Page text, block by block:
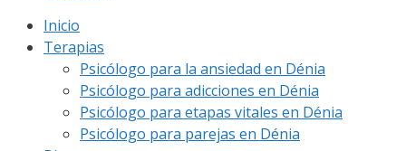
Inicio
Terapias
Psicólogo para la ansiedad en Dénia
Psicólogo para adicciones en Dénia
Psicólogo para etapas vitales en Dénia
Psicólogo para parejas en Dénia